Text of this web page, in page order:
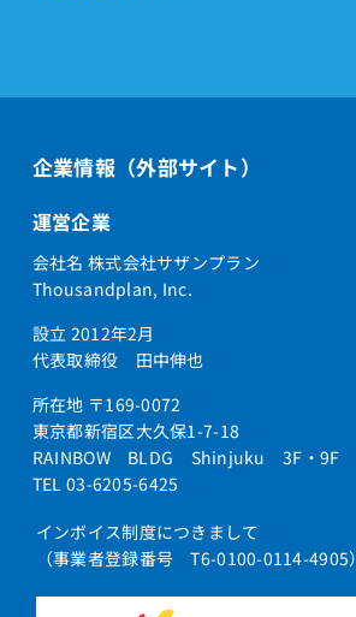
企業情報（外部サイト）
運営企業
会社名 株式会社サザンプラン
Thousandplan, Inc.
設立 2012年2月
代表取締役 田中伸也
所在地 〒169-0072
東京都新宿区大久保1-7-18
RAINBOW BLDG Shinjuku 3F・9F
TEL 03-6205-6425
インボイス制度につきまして
（事業者登録番号 T6-0100-0114-4905）